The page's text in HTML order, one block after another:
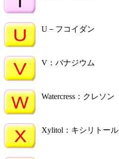
U－フコイダン
V：バナジウム
Watercress：クレソン
Xylitol：キシリトール